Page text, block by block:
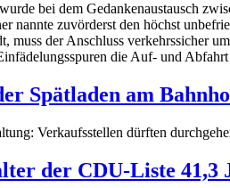
bei dem Gedankenaustausch
nannte zuvörderst den höchst
muss der Anschluss verkehrssicher
die Auf- und
Spätladen am
Verkaufsstellen dürften
der CDU-Liste 41,3